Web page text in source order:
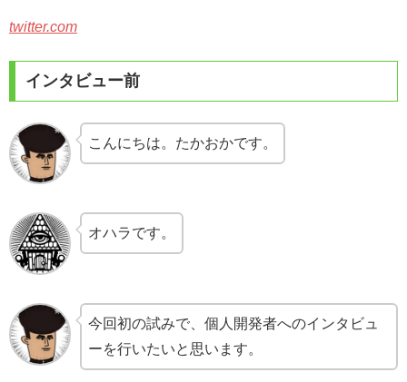
twitter.com
インタビュー前
こんにちは。たかおかです。
オハラです。
今回初の試みで、個人開発者へのインタビュ
ーを行いたいと思います。